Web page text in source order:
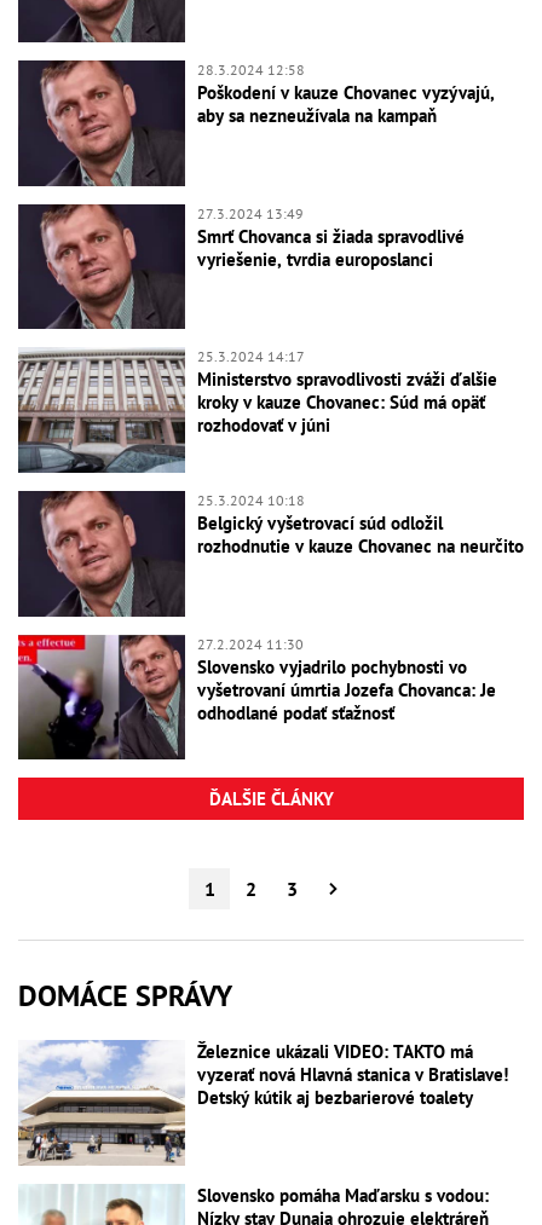
28.3.2024 12:58
Poškodení v kauze Chovanec vyzývajú,
aby sa nezneužívala na kampaň
27.3.2024 13:49
Smrť Chovanca si žiada spravodlivé
vyriešenie, tvrdia europoslanci
25.3.2024 14:17
Ministerstvo spravodlivosti zváži ďalšie
kroky v kauze Chovanec: Súd má opäť
rozhodovať v júni
25.3.2024 10:18
Belgický vyšetrovací súd odložil
rozhodnutie v kauze Chovanec na neurčito
27.2.2024 11:30
Slovensko vyjadrilo pochybnosti vo
vyšetrovaní úmrtia Jozefa Chovanca: Je
odhodlané podať sťažnosť
ĎALŠIE ČLÁNKY
1 2 3
DOMÁCE SPRÁVY
Železnice ukázali VIDEO: TAKTO má
vyzerať nová Hlavná stanica v Bratislave!
Detský kútik aj bezbarierové toalety
Slovensko pomáha Maďarsku s vodou:
Nízky stav Dunaja ohrozuje elektráreň